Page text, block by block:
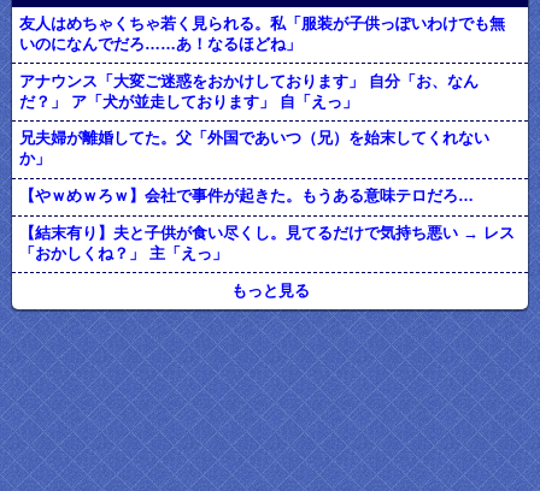
友人はめちゃくちゃ若く見られる。私「服装が子供っぽいわけでも無
いのになんでだろ……あ！なるほどね」
アナウンス「大変ご迷惑をおかけしております」 自分「お、なん
だ？」 ア「犬が並走しております」 自「えっ」
兄夫婦が離婚してた。父「外国であいつ（兄）を始末してくれない
か」
【やｗめｗろｗ】会社で事件が起きた。もうある意味テロだろ…
【結末有り】夫と子供が食い尽くし。見てるだけで気持ち悪い → レス
「おかしくね？」 主「えっ」
もっと見る